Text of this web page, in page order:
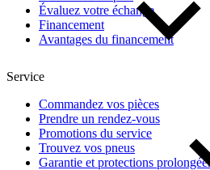
Évaluez votre échange
Financement
Avantages du financement
Service
Commandez vos pièces
Prendre un rendez-vous
Promotions du service
Trouvez vos pneus
Garantie et protections prolongées